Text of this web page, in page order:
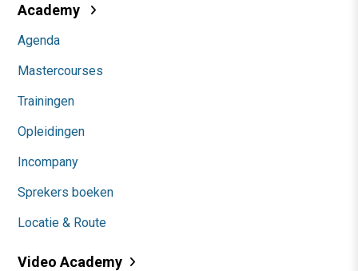
Academy
Agenda
Mastercourses
Trainingen
Opleidingen
Incompany
Sprekers boeken
Locatie & Route
Video Academy